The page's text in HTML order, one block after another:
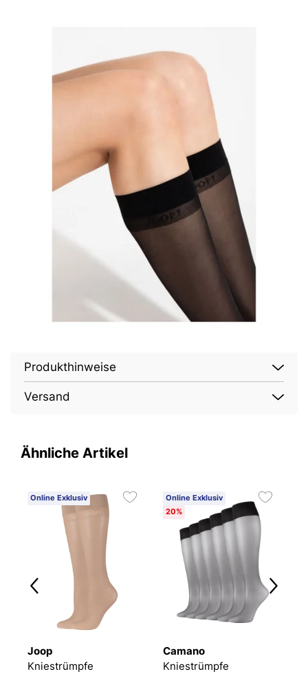
Produkthinweise
Versand
Ähnliche Artikel
Online Exklusiv
Joop
Kniestrümpfe
Online Exklusiv
20%
Camano
Kniestrümpfe